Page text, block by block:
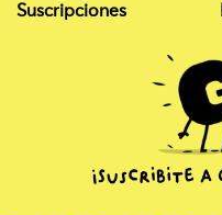
Suscripciones